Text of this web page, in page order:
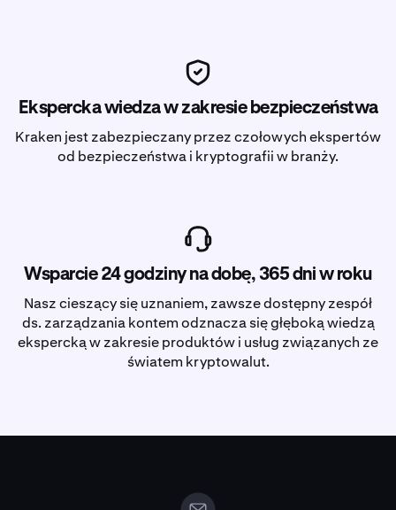
Ekspercka wiedza w zakresie bezpieczeństwa
Kraken jest zabezpieczany przez czołowych ekspertów
od bezpieczeństwa i kryptografii w branży.
Wsparcie 24 godziny na dobę, 365 dni w roku
Nasz cieszący się uznaniem, zawsze dostępny zespół
ds. zarządzania kontem odznacza się głęboką wiedzą
ekspercką w zakresie produktów i usług związanych ze
światem kryptowalut.